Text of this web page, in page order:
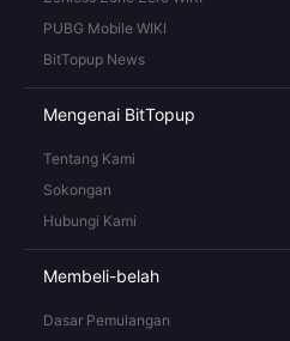
PUBG Mobile WIKI
BitTopup News
Mengenai BitTopup
Tentang Kami
Sokongan
Hubungi Kami
Membeli-belah
Dasar Pemulangan